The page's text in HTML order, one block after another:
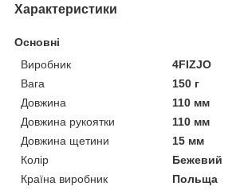
Характеристики
Основні
Виробник
4FIZJO
Вага
150 г
Довжина
110 мм
Довжина рукоятки
110 мм
Довжина щетини
15 мм
Колір
Бежевий
Країна виробник
Польща